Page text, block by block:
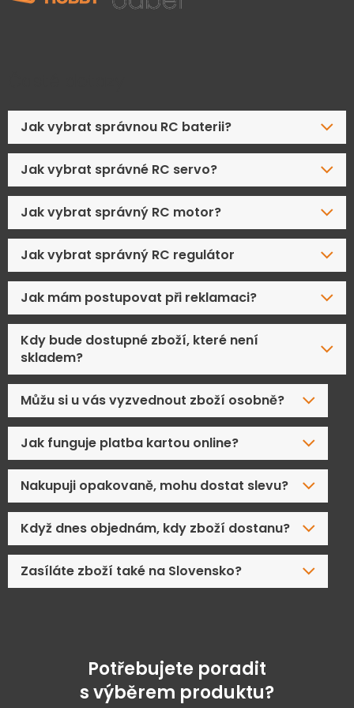
Jak vybrat správnou RC baterii?
Jak vybrat správné RC servo?
Jak vybrat správný RC motor?
Jak vybrat správný RC regulátor
Jak mám postupovat při reklamaci?
Kdy bude dostupné zboží, které není
skladem?
Můžu si u vás vyzvednout zboží osobně?
Jak funguje platba kartou online?
Nakupuji opakovaně, mohu dostat slevu?
Když dnes objednám, kdy zboží dostanu?
Zasíláte zboží také na Slovensko?
Potřebujete poradit
s výběrem produktu?